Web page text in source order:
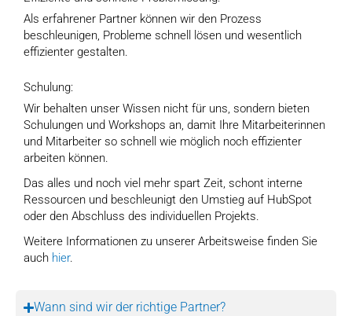
Als erfahrener Partner können wir den Prozess
beschleunigen, Probleme schnell lösen und wesentlich
effizienter gestalten.
Schulung:
Wir behalten unser Wissen nicht für uns, sondern bieten
Schulungen und Workshops an, damit Ihre Mitarbeiterinnen
und Mitarbeiter so schnell wie möglich noch effizienter
arbeiten können.
Das alles und noch viel mehr spart Zeit, schont interne
Ressourcen und beschleunigt den Umstieg auf HubSpot
oder den Abschluss des individuellen Projekts.
Weitere Informationen zu unserer Arbeitsweise finden Sie
auch hier.
Wann sind wir der richtige Partner?